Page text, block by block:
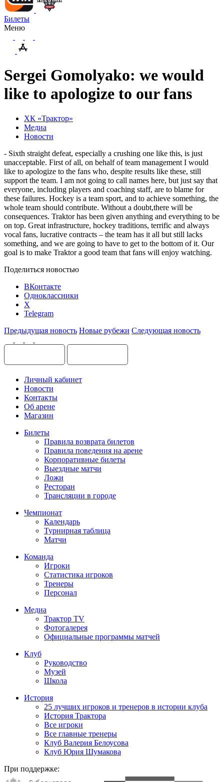
Билеты
Меню
Sergei Gomolyako: we would
like to apologize to our fans
ХК «Трактор»
Медиа
Новости
- Sixth straight defeat, especially a crushing one like this, is just
unacceptable. First of all, on behalf of team management I would
like to apologize to the fans who, despite results like these, still
support the team. I am not going to call names here, but just say that
everyone, including players and coaching staff, are to blame for
these failures. Hockey is a team sport, and to achieve something, the
whole team should contribute. Without a doubt,there will be
consequences. Traktor has been given anything and everything to be
on top. Great infrastructure, hockey traditions, terrific and always
vocal fans, lucrative contracts – the team has it all but still lacks
something, and we are going to have to get to the bottom of it. Our
goal is to make Traktor a good team that fans will enjoy watching.
Поделиться новостью
ВКонтакте
Одноклассники
X
Telegram
Предыдущая новость Новые рубежи Следующая новость
Личный кабинет
Новости
Контакты
Об арене
Магазин
Билеты
Правила возврата билетов
Правила поведения на арене
Корпоративные билеты
Выездные матчи
Ложи
Ресторан
Трансляции в городе
Чемпионат
Календарь
Турнирная таблица
Матчи
Команда
Игроки
Статистика игроков
Тренеры
Персонал
Медиа
Трактор TV
Фотогалерея
Официальные программы матчей
Клуб
Руководство
Музей
Школа
История
25 лучших игроков и тренеров в истории клуба
История Трактора
Все игроки
Все главные тренеры
Клуб Валерия Белоусова
Клуб Юрия Шумакова
При поддержке: